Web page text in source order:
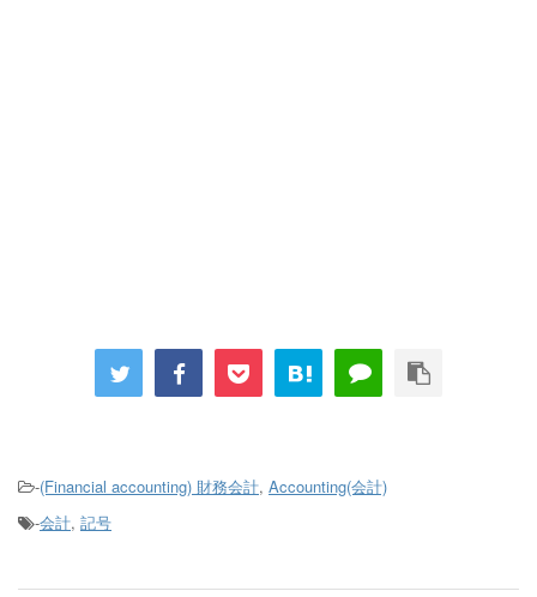
-(Financial accounting) 財務会計, Accounting(会計)
-会計, 記号